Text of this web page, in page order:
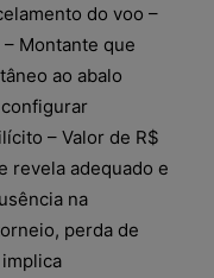
do voo –
Montante que
ao abalo
– Valor de R$
revela adequado e
na
perda de